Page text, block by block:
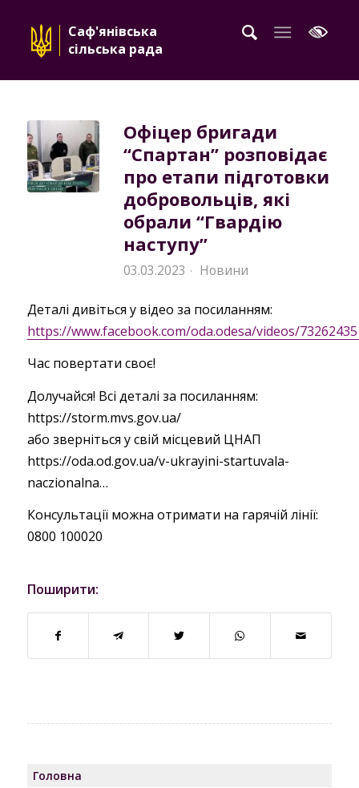
Саф'янівська
сільська рада
Офіцер бригади
“Спартан” розповідає
про етапи підготовки
добровольців, які
обрали “Гвардію
наступу”
03.03.2023 · Новини
Деталі дивіться у відео за посиланням:
https://www.facebook.com/oda.odesa/videos/
Час повертати своє!
Долучайся! Всі деталі за посиланням:
https://storm.mvs.gov.ua/
або зверніться у свій місцевий ЦНАП
https://oda.od.gov.ua/v-ukrayini-startuvala-
naczionalna…
Консультації можна отримати на гарячій лінії:
0800 100020
Поширити:
Головна